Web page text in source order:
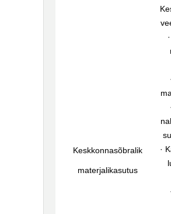
Keskkonnasõbralik
materjalikasutus
·